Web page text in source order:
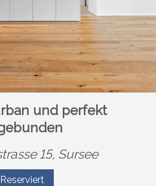
und perfekt
15, Sursee
Reserviert